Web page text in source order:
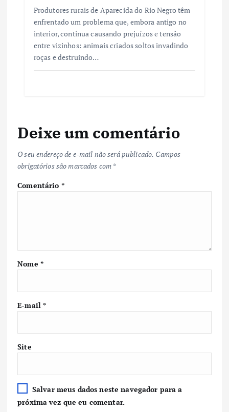
Produtores rurais de Aparecida do Rio Negro têm
enfrentado um problema que, embora antigo no
interior, continua causando prejuízos e tensão
entre vizinhos: animais criados soltos invadindo
roças e destruindo…
Deixe um comentário
O seu endereço de e-mail não será publicado. Campos
obrigatórios são marcados com *
Comentário *
Nome *
E-mail*
Site
Salvar meus dados neste navegador para a
próxima vez que eu comentar.